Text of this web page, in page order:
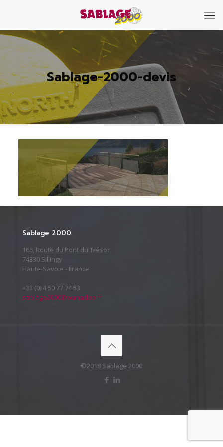
Sablage-2000-devis
Sablage 2000
166, Route du Pont du Trésor
74330 Sillingy
Haute-Savoie - France
+33 (0) 4 50 77 74 53
sablage2000@wanadoo.fr
©2018 Sablage 2000